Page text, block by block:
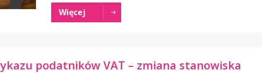
Więcej
podatników VAT – zmiana stanowiska